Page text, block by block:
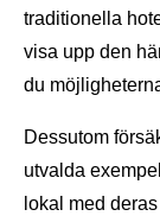
traditionella
visa upp den
du
Dessutom
utvalda
lokal med